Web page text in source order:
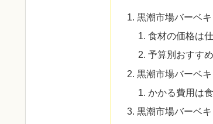
黒潮市場バーベ
食材の価格は
予算別おすす
黒潮市場バーベ
かかる費用は
黒潮市場バーベ